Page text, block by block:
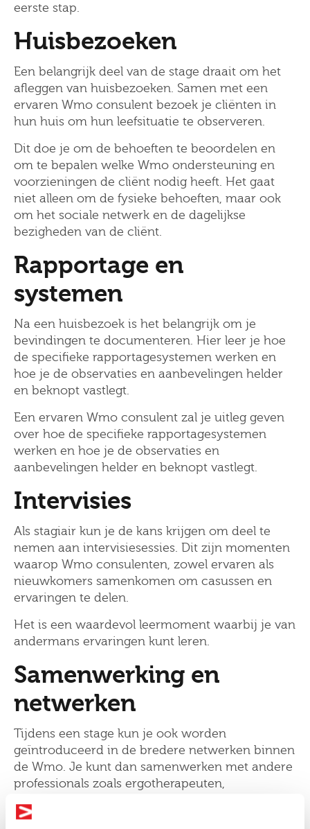
eerste stap.
Huisbezoeken
Een belangrijk deel van de stage draait om het
afleggen van huisbezoeken. Samen met een
ervaren Wmo consulent bezoek je cliënten in
hun huis om hun leefsituatie te observeren.
Dit doe je om de behoeften te beoordelen en
om te bepalen welke Wmo ondersteuning en
voorzieningen de cliënt nodig heeft. Het gaat
niet alleen om de fysieke behoeften, maar ook
om het sociale netwerk en de dagelijkse
bezigheden van de cliënt.
Rapportage en
systemen
Na een huisbezoek is het belangrijk om je
bevindingen te documenteren. Hier leer je hoe
de specifieke rapportagesystemen werken en
hoe je de observaties en aanbevelingen helder
en beknopt vastlegt.
Een ervaren Wmo consulent zal je uitleg geven
over hoe de specifieke rapportagesystemen
werken en hoe je de observaties en
aanbevelingen helder en beknopt vastlegt.
Intervisies
Als stagiair kun je de kans krijgen om deel te
nemen aan intervisiesessies. Dit zijn momenten
waarop Wmo consulenten, zowel ervaren als
nieuwkomers samenkomen om casussen en
ervaringen te delen.
Het is een waardevol leermoment waarbij je van
andermans ervaringen kunt leren.
Samenwerking en
netwerken
Tijdens een stage kun je ook worden
geïntroduceerd in de bredere netwerken binnen
de Wmo. Je kunt dan samenwerken met andere
professionals zoals ergotherapeuten,
Deze samenwerkingen geven je een breder